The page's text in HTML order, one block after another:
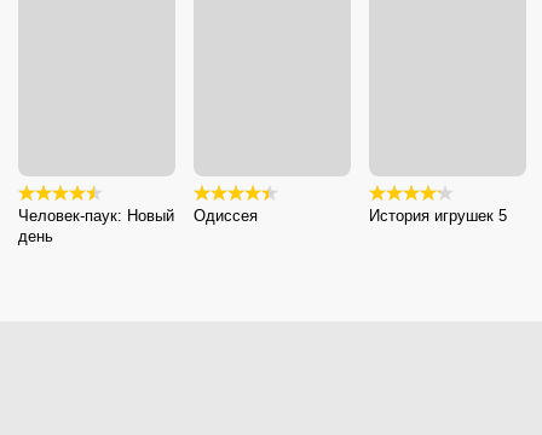
Человек-паук: Новый
день
Одиссея История игрушек 5